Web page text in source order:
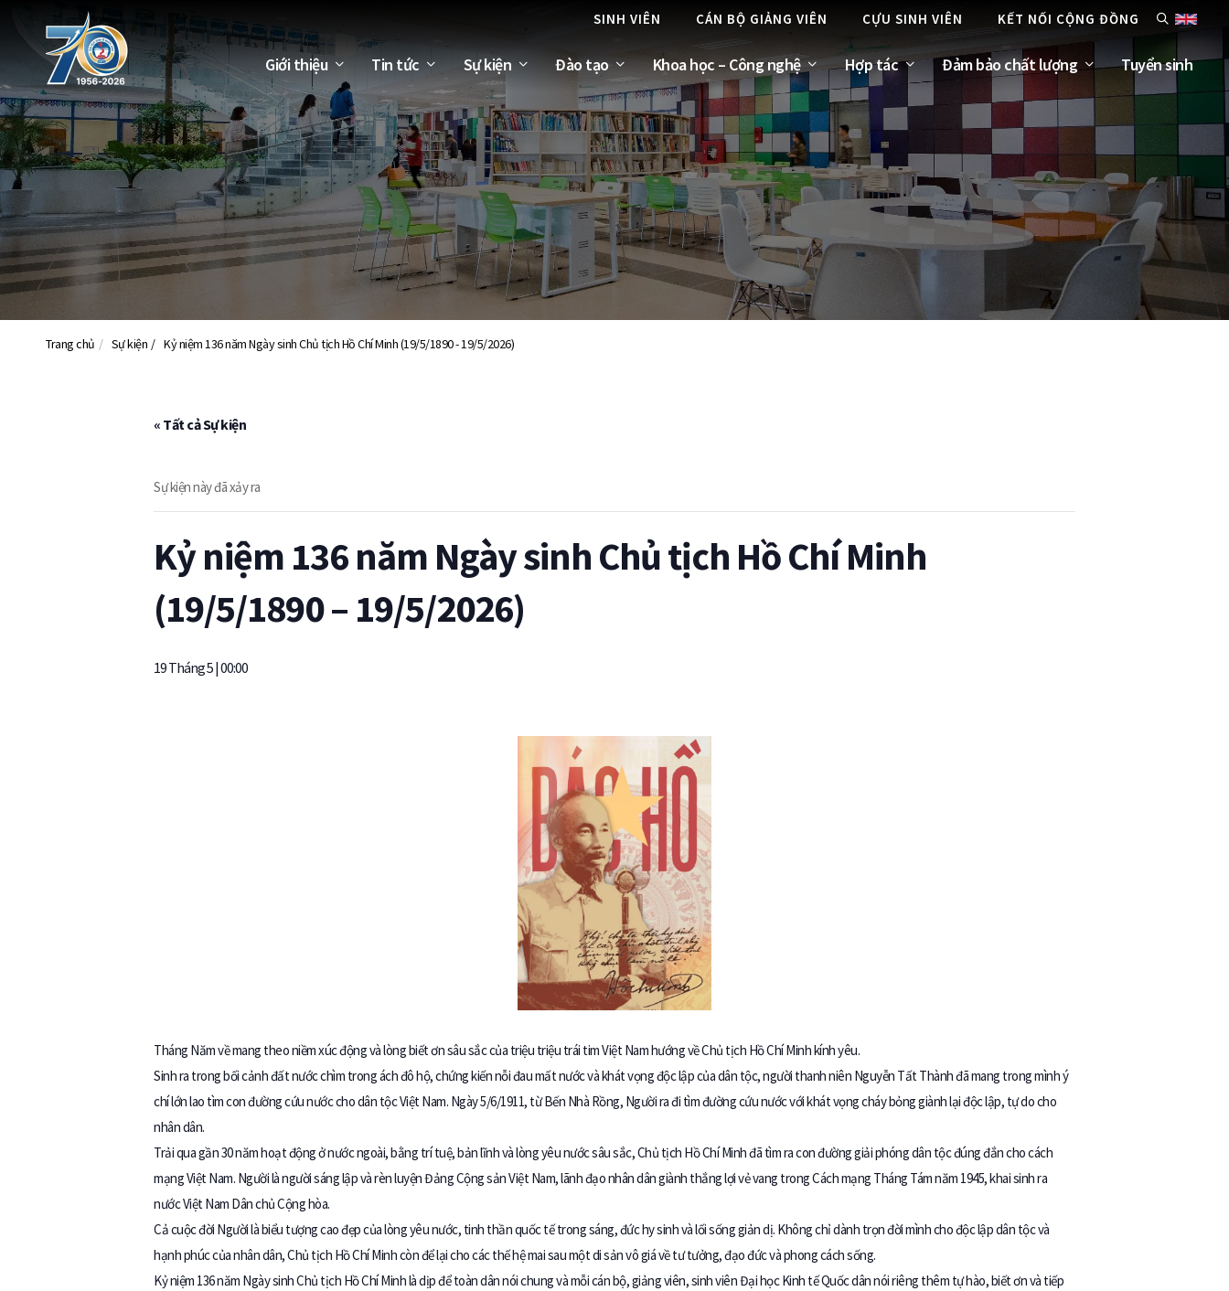
SINH VIÊN CÁN BỘ GIẢNG VIÊN CỰU SINH VIÊN KẾT NỐI CỘNG ĐỒNG
Giới thiệu Tin tức Sự kiện Đào tạo Khoa học – Công nghệ Hợp tác Đảm bảo chất lượng Tuyển sinh
Trang chủ Sự kiện Kỷ niệm 136 năm Ngày sinh Chủ tịch Hồ Chí Minh (19/5/1890 - 19/5/2026)
« Tất cả Sự kiện
Sự kiện này đã xảy ra
Kỷ niệm 136 năm Ngày sinh Chủ tịch Hồ Chí Minh
(19/5/1890 – 19/5/2026)
19 Tháng 5 | 00:00
Tháng Năm về mang theo niềm xúc động và lòng biết ơn sâu sắc của triệu triệu trái tim Việt Nam hướng về Chủ tịch Hồ Chí Minh kính yêu.
Sinh ra trong bối cảnh đất nước chìm trong ách đô hộ, chứng kiến nỗi đau mất nước và khát vọng độc lập của dân tộc, người thanh niên Nguyễn Tất Thành đã mang trong mình ý
chí lớn lao tìm con đường cứu nước cho dân tộc Việt Nam. Ngày 5/6/1911, từ Bến Nhà Rồng, Người ra đi tìm đường cứu nước với khát vọng cháy bỏng giành lại độc lập, tự do cho
nhân dân.
Trải qua gần 30 năm hoạt động ở nước ngoài, bằng trí tuệ, bản lĩnh và lòng yêu nước sâu sắc, Chủ tịch Hồ Chí Minh đã tìm ra con đường giải phóng dân tộc đúng đắn cho cách
mạng Việt Nam. Người là người sáng lập và rèn luyện Đảng Cộng sản Việt Nam, lãnh đạo nhân dân giành thắng lợi vẻ vang trong Cách mạng Tháng Tám năm 1945, khai sinh ra
nước Việt Nam Dân chủ Cộng hòa.
Cả cuộc đời Người là biểu tượng cao đẹp của lòng yêu nước, tinh thần quốc tế trong sáng, đức hy sinh và lối sống giản dị. Không chỉ dành trọn đời mình cho độc lập dân tộc và
hạnh phúc của nhân dân, Chủ tịch Hồ Chí Minh còn để lại cho các thế hệ mai sau một di sản vô giá về tư tưởng, đạo đức và phong cách sống.
Kỷ niệm 136 năm Ngày sinh Chủ tịch Hồ Chí Minh là dịp để toàn dân nói chung và mỗi cán bộ, giảng viên, sinh viên Đại học Kinh tế Quốc dân nói riêng thêm tự hào, biết ơn và tiếp